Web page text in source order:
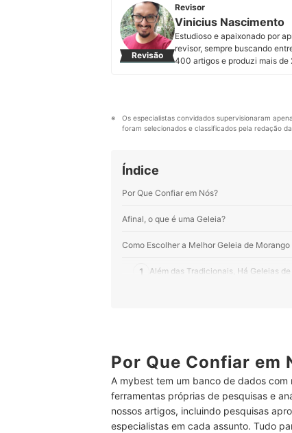
relacionadas à matriz
personalizada, e por isso
aprendizado e ensinamentos.
Perfil de Thaís Mérici
Revisão
Revisor
Vinicius Nascimento
Estudioso e apaixonado por
revisor, sempre buscando
400 artigos e produzi mais de
Os especialistas convidados supervisionaram
foram selecionados e classificados pela redação
Índice
Por Que Confiar em Nós?
Afinal, o que é uma Geleia?
Como Escolher a Melhor Geleia de Morango
1 Além das Tradicionais, Há Geleias
4 Observe a Lista de Ingredientes, as
5 Quer um Opção Mais Natural? Opte
6 Escolha a Geleia de Morango
Por Que Confiar em
A mybest tem um banco de dados
ferramentas próprias de pesquisas e
nossos artigos, incluindo pesquisas
especialistas em cada assunto. Tudo